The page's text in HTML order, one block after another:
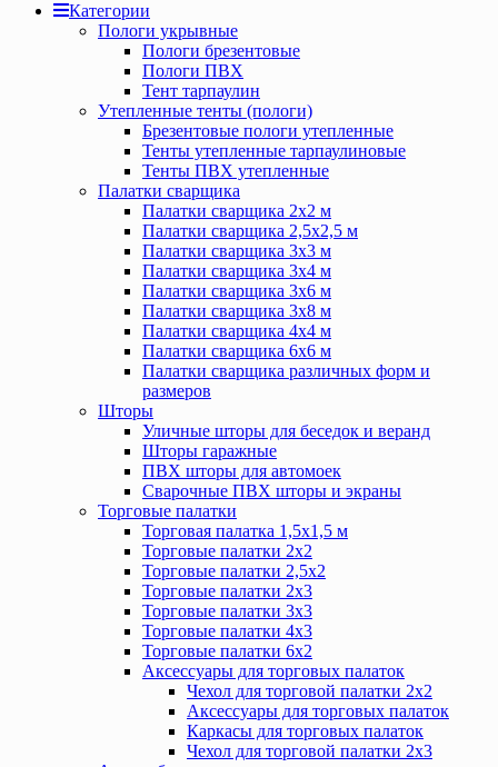
Категории
Пологи укрывные
Пологи брезентовые
Пологи ПВХ
Тент тарпаулин
Утепленные тенты (пологи)
Брезентовые пологи утепленные
Тенты утепленные тарпаулиновые
Тенты ПВХ утепленные
Палатки сварщика
Палатки сварщика 2х2 м
Палатки сварщика 2,5х2,5 м
Палатки сварщика 3х3 м
Палатки сварщика 3х4 м
Палатки сварщика 3х6 м
Палатки сварщика 3х8 м
Палатки сварщика 4х4 м
Палатки сварщика 6х6 м
Палатки сварщика различных форм и
размеров
Шторы
Уличные шторы для беседок и веранд
Шторы гаражные
ПВХ шторы для автомоек
Сварочные ПВХ шторы и экраны
Торговые палатки
Торговая палатка 1,5х1,5 м
Торговые палатки 2х2
Торговые палатки 2,5х2
Торговые палатки 2х3
Торговые палатки 3х3
Торговые палатки 4х3
Торговые палатки 6х2
Аксессуары для торговых палаток
Чехол для торговой палатки 2х2
Аксессуары для торговых палаток
Каркасы для торговых палаток
Чехол для торговой палатки 2х3